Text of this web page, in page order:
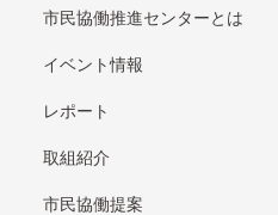
市民協働推進センターとは
イベント情報
レポート
取組紹介
市⺠協働提案